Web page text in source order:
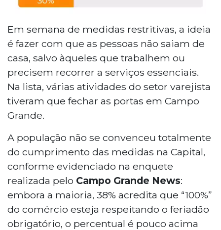
Em semana de medidas restritivas, a ideia
é fazer com que as pessoas não saiam de
casa, salvo àqueles que trabalhem ou
precisem recorrer a serviços essenciais.
Na lista, várias atividades do setor varejista
tiveram que fechar as portas em Campo
Grande.
A população não se convenceu totalmente
do cumprimento das medidas na Capital,
conforme evidenciado na enquete
realizada pelo Campo Grande News:
embora a maioria, 38% acredita que “100%”
do comércio esteja respeitando o feriadão
obrigatório, o percentual é pouco acima